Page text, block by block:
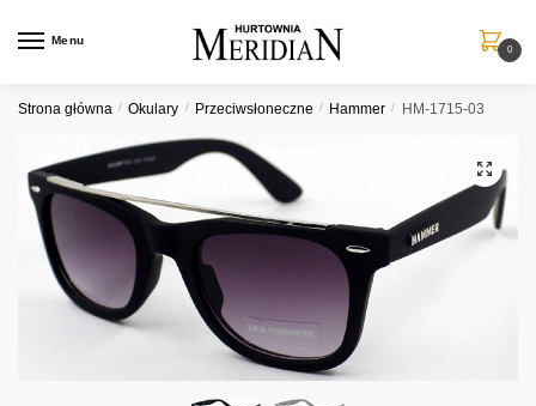
Menu
0
Strona główna / Okulary / Przeciwsłoneczne / Hammer / HM-1715-03